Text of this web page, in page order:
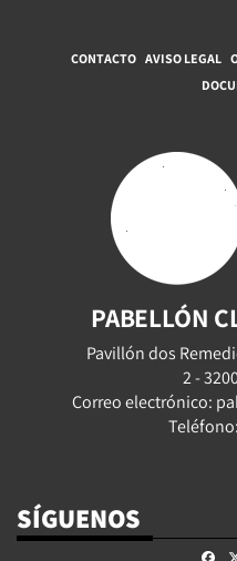
CONTACTO AVISO LEGAL
PABELLÓN
Pavillón dos
2 -
Correo electrónico:
SÍGUENOS